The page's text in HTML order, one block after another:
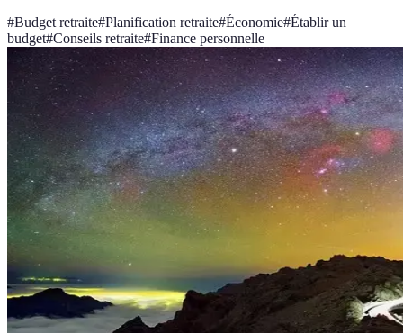
#Budget retraite#Planification retraite#Économie#Établir un
budget#Conseils retraite#Finance personnelle